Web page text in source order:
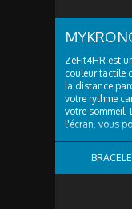
ZeFit4HR est
couleur tactile
la distance
votre rythme
votre sommeil.
l'écran, vous